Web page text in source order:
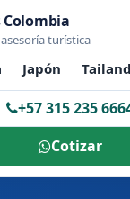
Colombia
turística
Japón
+57 315 235
Cotizar